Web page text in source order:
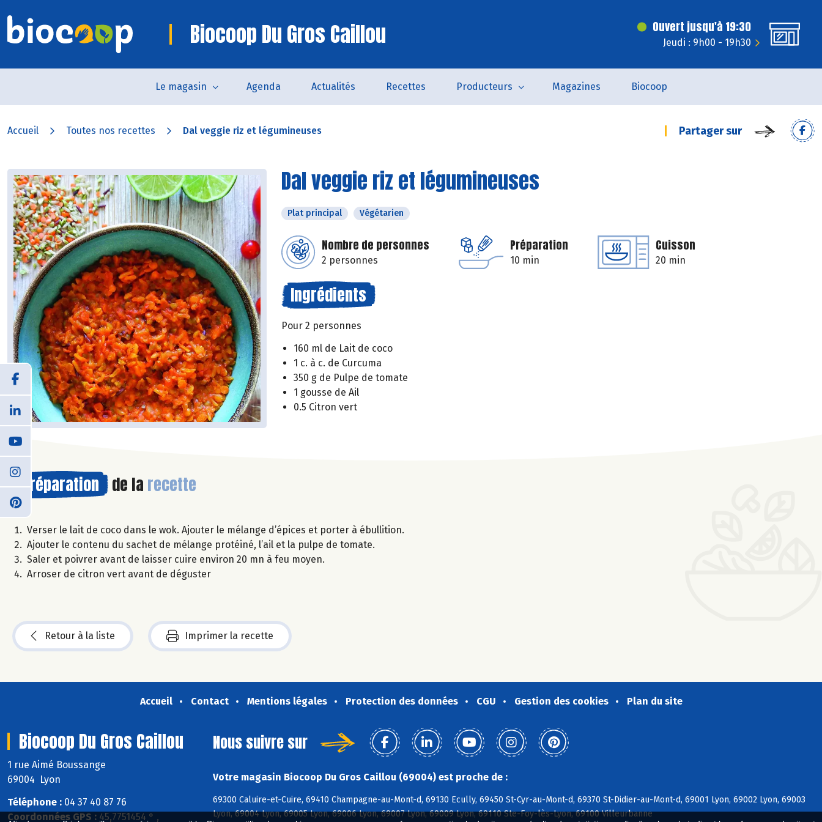
Biocoop Du Gros Caillou Ouvert jusqu'à 19:30
Jeudi : 9h00 - 19h30
Le magasin Agenda Actualités Recettes Producteurs Magazines Biocoop
Accueil Toutes nos recettes Dal veggie riz et légumineuses Partager sur
Dal veggie riz et légumineuses
Plat principal Végétarien
Nombre de personnes
2 personnes
Préparation
10 min
Cuisson
20 min
Ingrédients
Pour 2 personnes
160 ml de Lait de coco
1 c. à c. de Curcuma
350 g de Pulpe de tomate
1 gousse de Ail
0.5 Citron vert
Préparation de la recette
Verser le lait de coco dans le wok. Ajouter le mélange d’épices et porter à ébullition.
Ajouter le contenu du sachet de mélange protéiné, l’ail et la pulpe de tomate.
Saler et poivrer avant de laisser cuire environ 20 mn à feu moyen.
Arroser de citron vert avant de déguster
Retour à la liste Imprimer la recette
Accueil Contact Mentions légales Protection des données CGU Gestion des cookies Plan du site
Biocoop Du Gros Caillou
1 rue Aimé Boussange
69004 Lyon
Téléphone : 04 37 40 87 76
Coordonnées GPS : 45,7751454 ° ,
Nous suivre sur
Votre magasin Biocoop Du Gros Caillou (69004) est proche de :
69300 Caluire-et-Cuire, 69410 Champagne-au-Mont-d, 69130 Ecully, 69450 St-Cyr-au-Mont-d, 69370 St-Didier-au-Mont-d, 69001 Lyon, 69002 Lyon, 69003
Lyon, 69004 Lyon, 69005 Lyon, 69006 Lyon, 69007 Lyon, 69009 Lyon, 69110 Ste-Foy-lès-Lyon, 69100 Villeurbanne